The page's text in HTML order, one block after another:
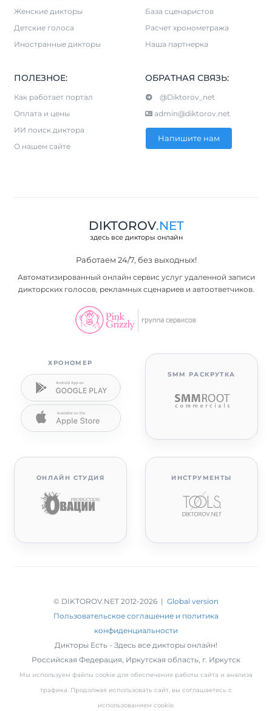
Женские дикторы
Детские голоса
Иностранные дикторы
База сценаристов
Расчет хронометража
Наша партнерка
ПОЛЕЗНОЕ:
Как работает портал
Оплата и цены
ИИ поиск диктора
О нашем сайте
ОБРАТНАЯ СВЯЗЬ:
@Diktorov_net
admin@diktorov.net
Напишите нам
DIKTOROV.NET
здесь все дикторы онлайн
Работаем 24/7, без выходных!
Автоматизированный онлайн сервис услуг удаленной записи
дикторских голосов, рекламных сценариев и автоответчиков.
ХРОНОМЕР
SMM РАСКРУТКА
ОНЛАЙН СТУДИЯ ИНСТРУМЕНТЫ
© DIKTOROV.NET 2012-2026 | Global version
Пользовательское соглашение и политика
конфиденциальности
Дикторы Есть - Здесь все дикторы онлайн!
Российская Федерация, Иркутская область, г. Иркутск
Мы используем файлы cookie для обеспечения работы сайта и анализа
трафика. Продолжая использовать сайт, вы соглашаетесь с
использованием cookie.